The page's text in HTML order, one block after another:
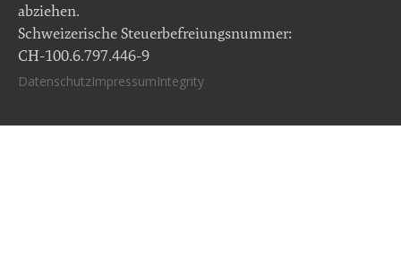
abziehen.
Schweizerische Steuerbefreiungsnummer:
CH-100.6.797.446-9
DatenschutzImpressumIntegrity